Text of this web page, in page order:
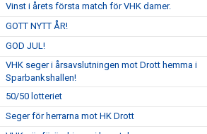
Vinst i årets första match för VHK damer.
GOTT NYTT ÅR!
GOD JUL!
VHK seger i årsavslutningen mot Drott hemma i
Sparbankshallen!
50/50 lotteriet
Seger för herrarna mot HK Drott